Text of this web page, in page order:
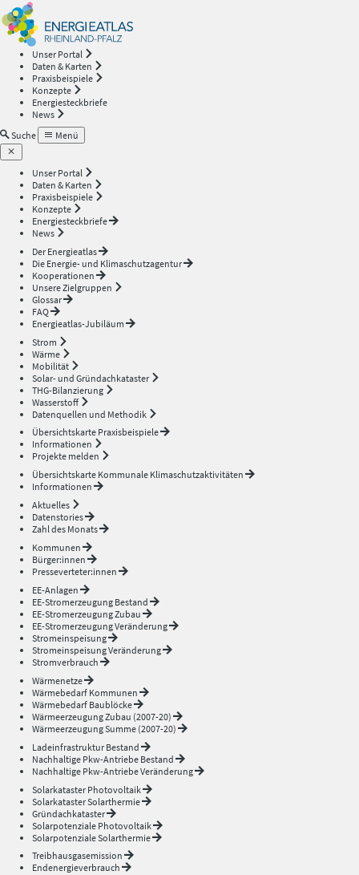
Unser Portal
Daten & Karten
Praxisbeispiele
Konzepte
Energiesteckbriefe
News
Suche
Menü
Unser Portal
Daten & Karten
Praxisbeispiele
Konzepte
Energiesteckbriefe
News
Der Energieatlas
Die Energie- und Klimaschutzagentur
Kooperationen
Unsere Zielgruppen
Glossar
FAQ
Energieatlas-Jubiläum
Strom
Wärme
Mobilität
Solar- und Gründachkataster
THG-Bilanzierung
Wasserstoff
Datenquellen und Methodik
Übersichtskarte Praxisbeispiele
Informationen
Projekte melden
Übersichtskarte Kommunale Klimaschutzaktivitäten
Informationen
Aktuelles
Datenstories
Zahl des Monats
Kommunen
Bürger:innen
Presseverteter:innen
EE-Anlagen
EE-Stromerzeugung Bestand
EE-Stromerzeugung Zubau
EE-Stromerzeugung Veränderung
Stromeinspeisung
Stromeinspeisung Veränderung
Stromverbrauch
Wärmenetze
Wärmebedarf Kommunen
Wärmebedarf Baublöcke
Wärmeerzeugung Zubau (2007-20)
Wärmeerzeugung Summe (2007-20)
Ladeinfrastruktur Bestand
Nachhaltige Pkw-Antriebe Bestand
Nachhaltige Pkw-Antriebe Veränderung
Solarkataster Photovoltaik
Solarkataster Solarthermie
Gründachkataster
Solarpotenziale Photovoltaik
Solarpotenziale Solarthermie
Treibhausgasemission
Endenergieverbrauch